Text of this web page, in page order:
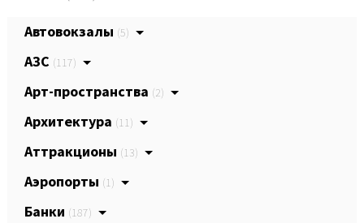
Автовокзалы (5)
АЗС (117)
Арт-пространства (2)
Архитектура (11)
Аттракционы (13)
Аэропорты (1)
Банки (187)